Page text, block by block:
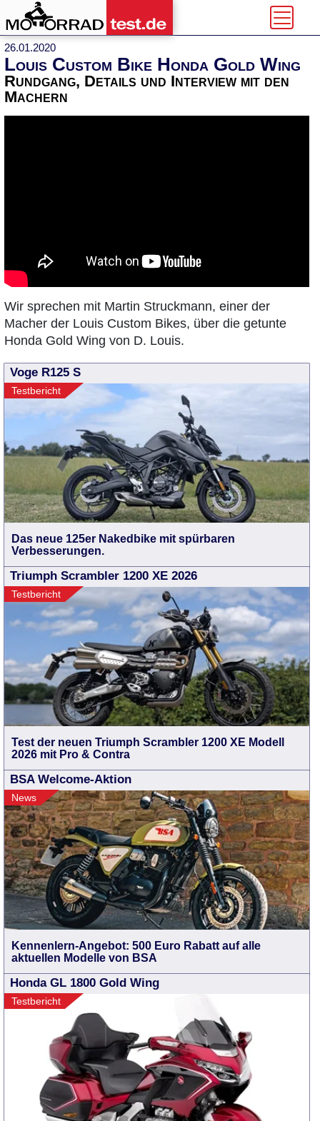
26.01.2020
Louis Custom Bike Honda Gold Wing
Rundgang, Details und Interview mit den
Machern
Wir sprechen mit Martin Struckmann, einer der
Macher der Louis Custom Bikes, über die getunte
Honda Gold Wing von D. Louis.
Voge R125 S
Testbericht
Das neue 125er Nakedbike mit spürbaren
Verbesserungen.
Triumph Scrambler 1200 XE 2026
Testbericht
Test der neuen Triumph Scrambler 1200 XE Modell
2026 mit Pro & Contra
BSA Welcome-Aktion
News
Kennenlern-Angebot: 500 Euro Rabatt auf alle
aktuellen Modelle von BSA
Honda GL 1800 Gold Wing
Testbericht